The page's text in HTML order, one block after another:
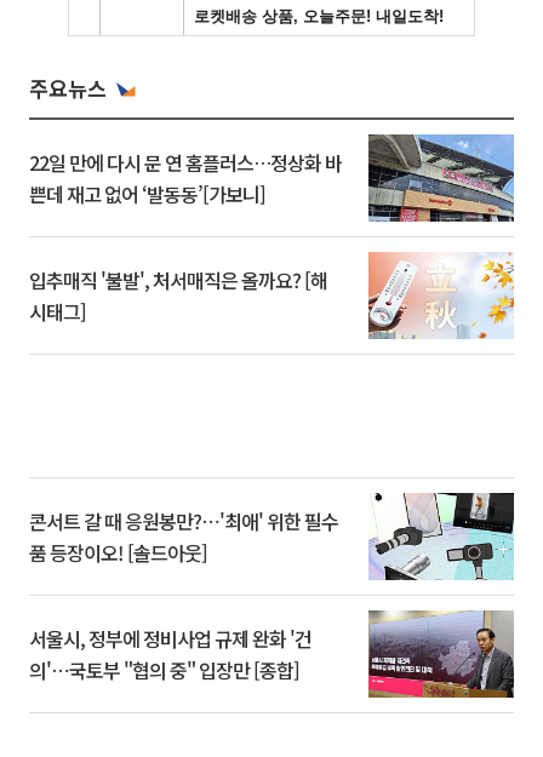
주요뉴스
22일 만에 다시 문 연 홈플러스…정상화 바
쁜데 재고 없어 ‘발동동’[가보니]
입추매직 '불발', 처서매직은 올까요? [해
시태그]
콘서트 갈 때 응원봉만?⋯'최애' 위한 필수
품 등장이오! [솔드아웃]
서울시, 정부에 정비사업 규제 완화 '건
의'⋯국토부 "협의 중" 입장만 [종합]